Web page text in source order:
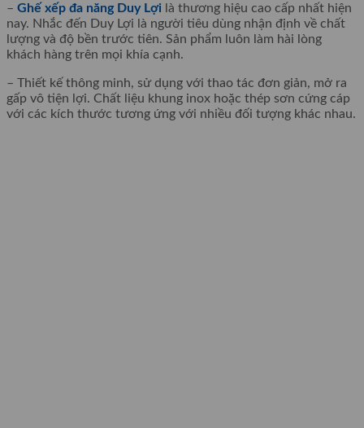
– Ghế xếp đa năng Duy Lợi là thương hiệu cao cấp nhất hiện
nay. Nhắc đến Duy Lợi là người tiêu dùng nhận định về chất
lượng và độ bền trước tiên. Sản phẩm luôn làm hài lòng
khách hàng trên mọi khía cạnh.
– Thiết kế thông minh, sử dụng với thao tác đơn giản, mở ra
gấp vô tiện lợi. Chất liệu khung inox hoặc thép sơn cứng cáp
với các kích thước tương ứng với nhiều đối tượng khác nhau.